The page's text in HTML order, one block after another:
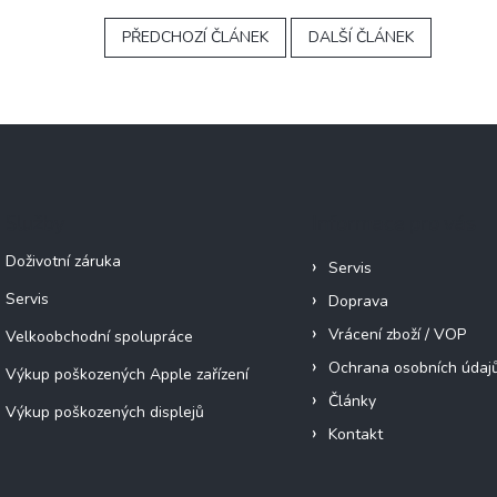
PŘEDCHOZÍ ČLÁNEK DALŠÍ ČLÁNEK
Doživotní záruka
Servis
Velkoobchodní spolupráce
Výkup poškozených Apple zařízení
Výkup poškozených displejů
Servis
Doprava
Vrácení zboží / VOP
Ochrana osobních
Články
Kontakt